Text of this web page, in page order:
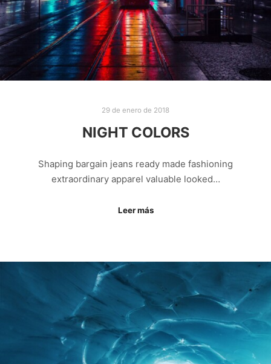
29 de enero de 2018
NIGHT COLORS
Shaping bargain jeans ready made fashioning
extraordinary apparel valuable looked…
Leer más